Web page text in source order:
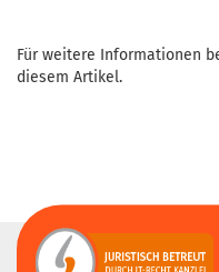
Für weitere Informationen
diesem Artikel.